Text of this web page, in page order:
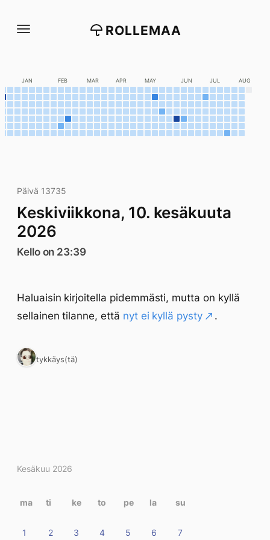
suoraan
ROLLEMAA
JAN FEB MAR APR MAY JUN JUL AUG
Päivä 13735
Keskiviikkona, 10. kesäkuuta
2026
Kello on 23:39
Haluaisin kirjoitella pidemmästi, mutta on kyllä
sellainen tilanne, että nyt ei kyllä pysty .
1 tykkäys(tä)
Kirjoitukset
Kesäkuu 2026
ma ti ke to pe la su
1 2 3 4 5 6 7